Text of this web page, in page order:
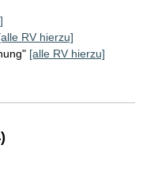
RV hierzu]
[alle RV hierzu]